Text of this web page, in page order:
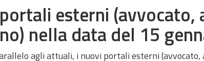
esterni (avvocato,
nella data del 15
agli attuali, i nuovi portali esterni (avvocato,